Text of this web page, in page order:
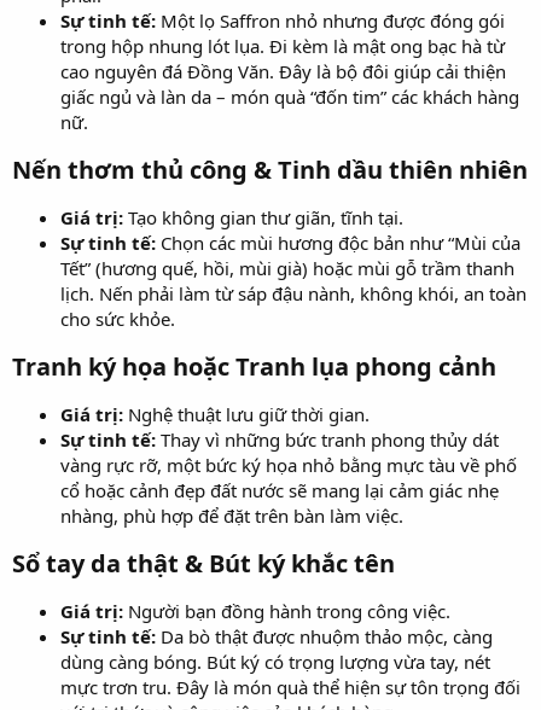
Sự tinh tế: Một lọ Saffron nhỏ nhưng được đóng gói
trong hộp nhung lót lụa. Đi kèm là mật ong bạc hà từ
cao nguyên đá Đồng Văn. Đây là bộ đôi giúp cải thiện
giấc ngủ và làn da – món quà “đốn tim” các khách hàng
nữ.
Nến thơm thủ công & Tinh dầu thiên nhiên​
Giá trị: Tạo không gian thư giãn, tĩnh tại.
Sự tinh tế: Chọn các mùi hương độc bản như “Mùi của
Tết” (hương quế, hồi, mùi già) hoặc mùi gỗ trầm thanh
lịch. Nến phải làm từ sáp đậu nành, không khói, an toàn
cho sức khỏe.
Tranh ký họa hoặc Tranh lụa phong cảnh​
Giá trị: Nghệ thuật lưu giữ thời gian.
Sự tinh tế: Thay vì những bức tranh phong thủy dát
vàng rực rỡ, một bức ký họa nhỏ bằng mực tàu về phố
cổ hoặc cảnh đẹp đất nước sẽ mang lại cảm giác nhẹ
nhàng, phù hợp để đặt trên bàn làm việc.
Sổ tay da thật & Bút ký khắc tên​
Giá trị: Người bạn đồng hành trong công việc.
Sự tinh tế: Da bò thật được nhuộm thảo mộc, càng
dùng càng bóng. Bút ký có trọng lượng vừa tay, nét
mực trơn tru. Đây là món quà thể hiện sự tôn trọng đối